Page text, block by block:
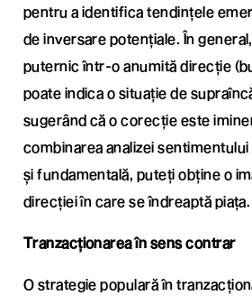
pentru a identifica tendințele
de inversare potențiale. În
puternic într-o anumită direcție
poate indica o situație de
sugerând că o corecție este
combinarea analizei sentimentului
și fundamentală, puteți obține o
direcției în care se îndreaptă piața.
Tranzacționarea în sens contrar
O strategie populară în